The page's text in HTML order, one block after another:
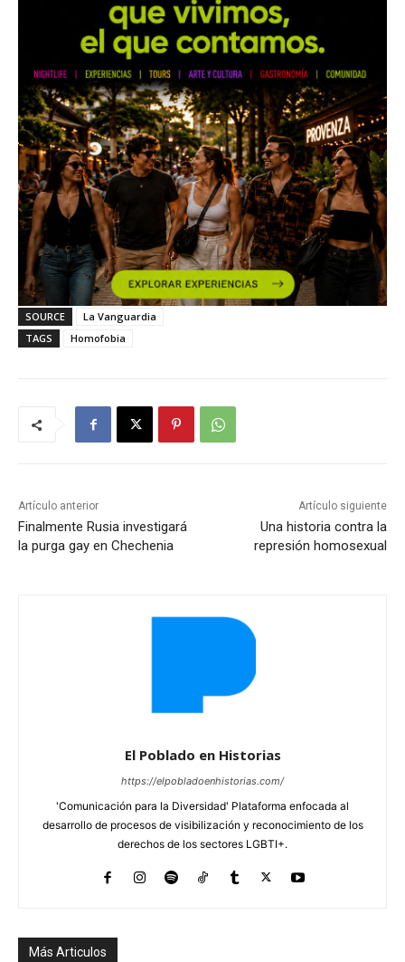
SOURCE
La Vanguardia
TAGS
Homofobia
Artículo anterior
Finalmente Rusia investigará
la purga gay en Chechenia
Artículo siguiente
Una historia contra la
represión homosexual
El Poblado en Historias
https://elpobladoenhistorias.com/
'Comunicación para la Diversidad' Plataforma enfocada al
desarrollo de procesos de visibilización y reconocimiento de los
derechos de los sectores LGBTI+.
Más Articulos